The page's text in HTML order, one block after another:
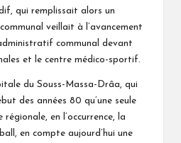
qui remplissait alors un
veillait à l’avancement
communal devant
et le centre médico-sportif.
du Souss-Massa-Drâa, qui
des années 80 qu’une seule
en l’occurrence, la
en compte aujourd’hui une